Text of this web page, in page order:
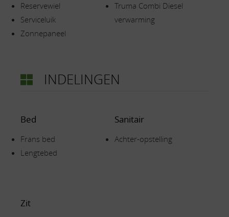
Reservewiel
Serviceluik
Zonnepaneel
Truma Combi Diesel
verwarming
INDELINGEN
Bed
Frans bed
Lengtebed
Sanitair
Achter-opstelling
Zit